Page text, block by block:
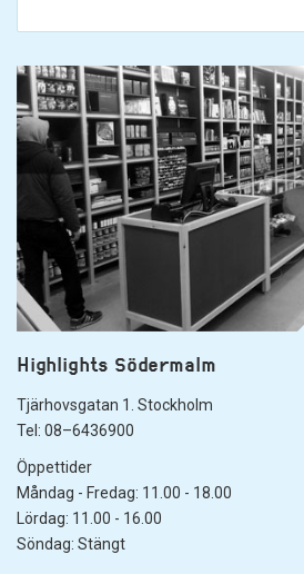
Highlights Södermalm
Tjärhovsgatan 1. Stockholm
Tel: 08–6436900
Öppettider
Måndag - Fredag: 11.00 - 18.00
Lördag: 11.00 - 16.00
Söndag: Stängt